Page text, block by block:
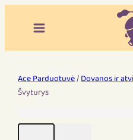
Ace Parduotuvė/Dovanos ir
Švyturys